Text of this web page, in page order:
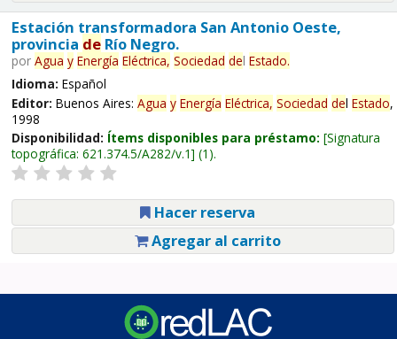
Estación transformadora San Antonio Oeste,
provincia deRío Negro.
por Agua y Energía Eléctrica, Sociedad del Estado.
Idioma: Español
Editor: Buenos Aires: Agua y Energía Eléctrica, Sociedad del Estado,
1998
Disponibilidad: Ítems disponibles para préstamo: Signatura
topográfica: 621.374.5/A282/v.1 (1).
Hacer reserva
Agregar al carrito